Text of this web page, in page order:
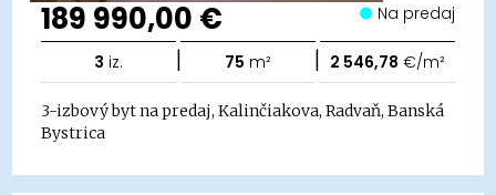
189 990,00 € Na predaj
3 iz. | 75 m² | 2 546,78 €/m²
3-izbový byt na predaj, Kalinčiakova, Radvaň, Banská
Bystrica